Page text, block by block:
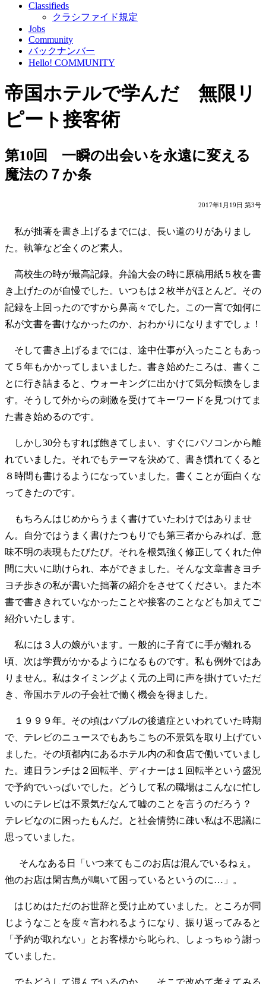
Classifieds
クラシファイド規定
Jobs
Community
バックナンバー
Hello! COMMUNITY
帝国ホテルで学んだ 無限リ
ピート接客術
第10回 一瞬の出会いを永遠に変える
魔法の７か条
2017年1月19日 第3号
私が拙著を書き上げるまでには、長い道のりがありまし
た。執筆など全くのど素人。
高校生の時が最高記録。弁論大会の時に原稿用紙５枚を書
き上げたのが自慢でした。いつもは２枚半がほとんど。その
記録を上回ったのですから鼻高々でした。この一言で如何に
私が文書を書けなかったのか、おわかりになりますでしょ！
そして書き上げるまでには、途中仕事が入ったこともあっ
て５年もかかってしまいました。書き始めたころは、書くこ
とに行き詰まると、ウォーキングに出かけて気分転換をしま
す。そうして外からの刺激を受けてキーワードを見つけてま
た書き始めるのです。
しかし30分もすれば飽きてしまい、すぐにパソコンから離
れていました。それでもテーマを決めて、書き慣れてくると
８時間も書けるようになっていました。書くことが面白くな
ってきたのです。
もちろんはじめからうまく書けていたわけではありませ
ん。自分ではうまく書けたつもりでも第三者からみれば、意
味不明の表現もたびたび。それを根気強く修正してくれた仲
間に大いに助けられ、本ができました。そんな文章書きヨチ
ヨチ歩きの私が書いた拙著の紹介をさせてください。また本
書で書ききれていなかったことや接客のことなども加えてご
紹介いたします。
私には３人の娘がいます。一般的に子育てに手が離れる
頃、次は学費がかかるようになるものです。私も例外ではあ
りません。私はタイミングよく元の上司に声を掛けていただ
き、帝国ホテルの子会社で働く機会を得ました。
１９９９年。その頃はバブルの後遺症といわれていた時期
で、テレビのニュースでもあちこちの不景気を取り上げてい
ました。その頃都内にあるホテル内の和食店で働いていまし
た。連日ランチは２回転半、ディナーは１回転半という盛況
で予約でいっぱいでした。どうして私の職場はこんなに忙し
いのにテレビは不景気だなんて嘘のことを言うのだろう？
テレビなのに困ったもんだ。と社会情勢に疎い私は不思議に
思っていました。
そんなある日「いつ来てもこのお店は混んでいるねぇ。
他のお店は閑古鳥が鳴いて困っているというのに…」。
はじめはただのお世辞と受け止めていました。ところが同
じようなことを度々言われるようになり、振り返ってみると
「予約が取れない」とお客様から叱られ、しょっちゅう謝っ
ていました。
でもどうして混んでいるのか…。そこで改めて考えてみる